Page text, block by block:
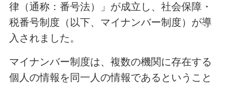
律（通称：番号法）」が成立し、社会保障・
税番号制度（以下、マイナンバー制度）が導
入されました。
マイナンバー制度は、複数の機関に存在する
個人の情報を同一人の情報であるということ